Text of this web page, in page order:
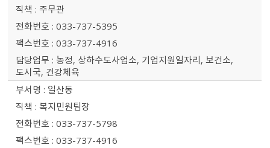
주무관
033-737-5395
033-737-4916
농정, 상하수도사업소, 기업지원일자리, 보건소,
도시국, 건강체육
일산동
복지민원팀장
033-737-5798
033-737-4916